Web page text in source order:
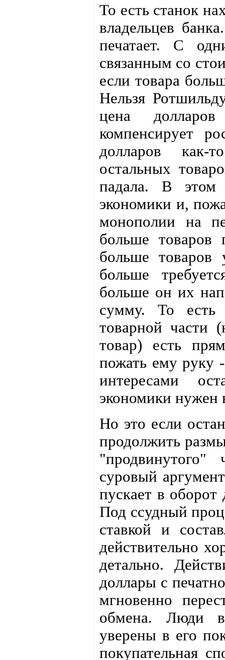
То есть станок
владельцев
печатает. С
связанным со
если товара
Нельзя
цена
компенсирует
долларов как-
остальных
падала. В этом
экономики и,
монополии на
больше товаров
больше товаров
больше
больше он их
сумму. То есть
товарной части
товар) есть
пожать ему руку
интересами
экономики нужен
Но это если
продолжить
суровый
пускает в
Под ссудный
ставкой и
действительно
детально.
доллары с
мгновенно
обмена. Люди
уверены в его
покупательная